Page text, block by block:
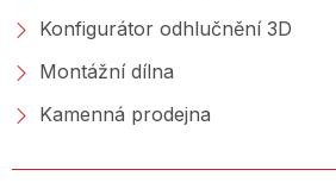
Konfigurátor odhlučnění 3D
Montážní dílna
Kamenná prodejna